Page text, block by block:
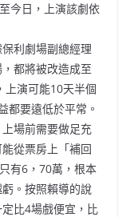
今日，上演該劇依
利劇場副總經理
都將被改造成至
上演可能10天半個
都要遠低於平常。
場前需要做足充
從票房上「補回
有6，70萬，根本
。按照賴導的說
比4場戲便宜，比